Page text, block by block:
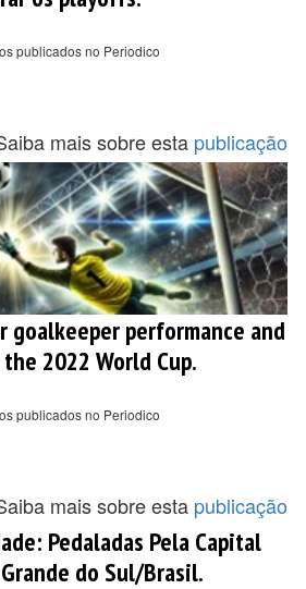
publicados no Periodico
mais sobre esta publicação
goalkeeper performance and
2022 World Cup.
publicados no Periodico
mais sobre esta publicação
Pedaladas Pela Capital
do Sul/Brasil.